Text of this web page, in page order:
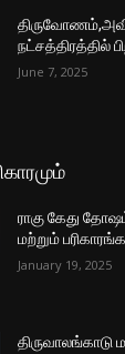
June 7, 2025
ராகு கேது
மற்றும்
January 19, 2025